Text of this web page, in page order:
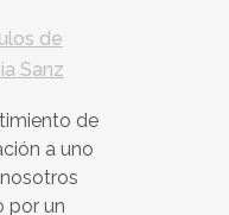
de
Sanz
de
a uno
por un